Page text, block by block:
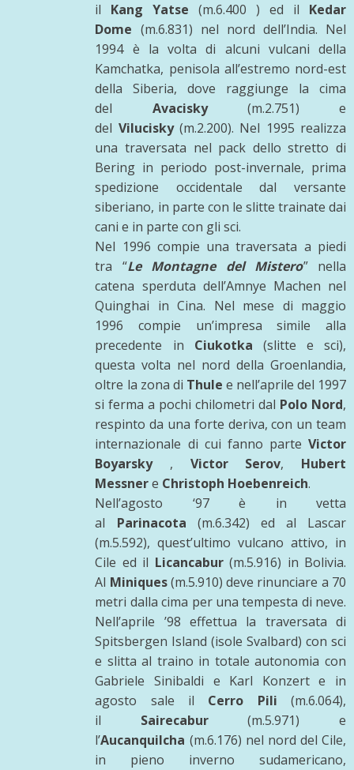
il Kang Yatse (m.6.400 ) ed il Kedar
Dome (m.6.831) nel nord dell’India. Nel
1994 è la volta di alcuni vulcani della
Kamchatka, penisola all’estremo nord-est
della Siberia, dove raggiunge la cima
del Avacisky(m.2.751) e
del Vilucisky(m.2.200). Nel 1995 realizza
una traversata nel pack dello stretto di
Bering in periodo post-invernale, prima
spedizione occidentale dal versante
siberiano, in parte con le slitte trainate dai
cani e in parte con gli sci.
Nel 1996 compie una traversata a piedi
tra “Le Montagne del Mistero” nella
catena sperduta dell’Amnye Machen nel
Quinghai in Cina. Nel mese di maggio
1996 compie un’impresa simile alla
precedente in Ciukotka (slitte e sci),
questa volta nel nord della Groenlandia,
oltre la zona di Thule e nell’aprile del 1997
si ferma a pochi chilometri dal Polo Nord,
respinto da una forte deriva, con un team
internazionale di cui fanno parte Victor
Boyarsky, Victor Serov, Hubert
Messnere Christoph Hoebenreich.
Nell’agosto ‘97 è in vetta
al Parinacota (m.6.342) ed al Lascar
(m.5.592), quest’ultimo vulcano attivo, in
Cile ed il Licancabur(m.5.916) in Bolivia.
Al Miniques(m.5.910) deve rinunciare a 70
metri dalla cima per una tempesta di neve.
Nell’aprile ’98 effettua la traversata di
Spitsbergen Island (isole Svalbard) con sci
e slitta al traino in totale autonomia con
Gabriele Sinibaldi e Karl Konzert e in
agosto sale il Cerro Pili (m.6.064),
il Sairecabur(m.5.971) e
l’Aucanquilcha (m.6.176) nel nord del Cile,
in pieno inverno sudamericano,